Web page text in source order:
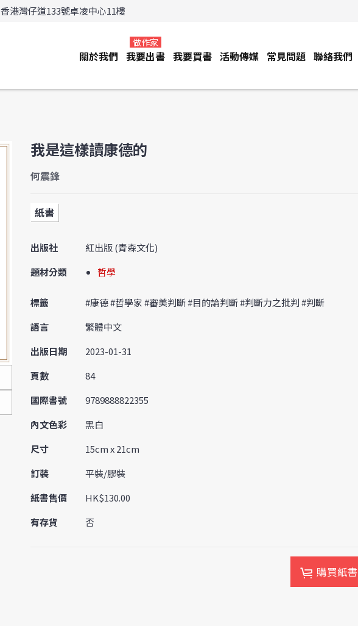
香港灣仔道133號卓凌中心11樓
關於我們 我要出書
做作家
我要買書 活動傳媒 常見問題 聯絡我們
我是這樣讀康德的
何震鋒
紙書
出版社
紅出版 (青森文化)
題材分類
哲學
標籤
#康德 #哲學家 #審美判斷 #目的論判斷 #判斷力之批判 #判斷
語言
繁體中文
出版日期
2023-01-31
頁數
84
國際書號
9789888822355
內文色彩
黑白
尺寸
15cm x 21cm
訂裝
平裝/膠裝
紙書售價
HK$130.00
有存貨
否
購買紙書